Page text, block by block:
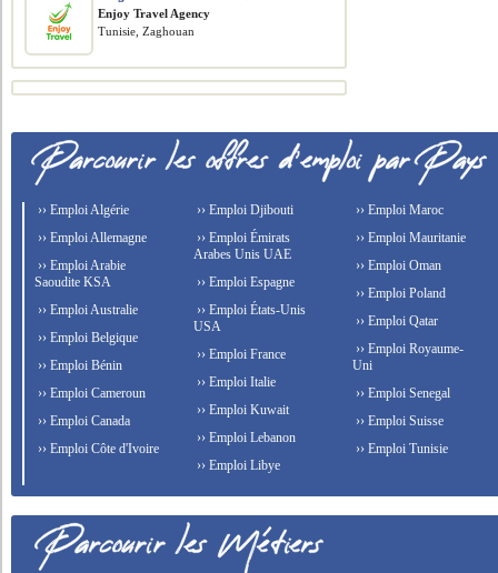
Enjoy Travel Agency
Tunisie, Zaghouan
›› Emploi Algérie
›› Emploi Allemagne
›› Emploi Arabie
Saoudite KSA
›› Emploi Australie
›› Emploi Belgique
›› Emploi Bénin
›› Emploi Cameroun
›› Emploi Canada
›› Emploi Côte d'Ivoire
›› Emploi Djibouti
›› Emploi Émirats
Arabes Unis UAE
›› Emploi Espagne
›› Emploi États-Unis
USA
›› Emploi France
›› Emploi Italie
›› Emploi Kuwait
›› Emploi Lebanon
›› Emploi Libye
›› Emploi Maroc
›› Emploi Mauritanie
›› Emploi Oman
›› Emploi Poland
›› Emploi Qatar
›› Emploi Royaume-
Uni
›› Emploi Senegal
›› Emploi Suisse
›› Emploi Tunisie